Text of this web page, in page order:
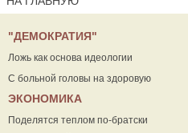
"ДЕМОКРАТИЯ"
Ложь как основа идеологии
С больной головы на здоровую
ЭКОНОМИКА
Поделятся теплом по-братски